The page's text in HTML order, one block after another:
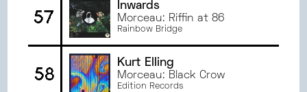
57
Inwards
Morceau: Riffin at 86
Rainbow Bridge
58
Kurt Elling
Morceau: Black Crow
Edition Records